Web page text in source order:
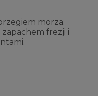
morza.
frezji i